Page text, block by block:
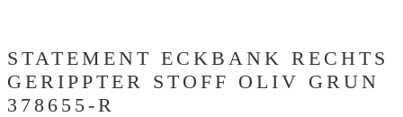
STATEMENT ECKBANK RECHTS
GERIPPTER STOFF OLIV GRUN
378655-R